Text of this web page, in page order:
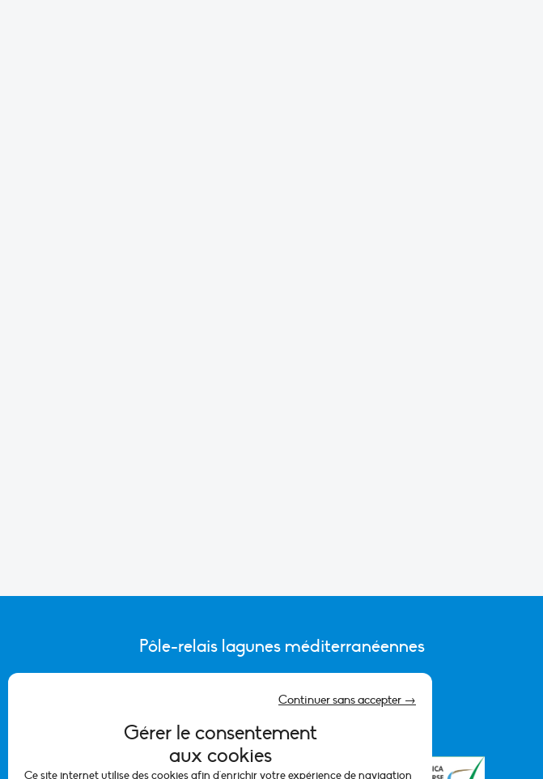
Gérer le consentement
aux cookies
Ce site internet utilise des cookies afin d'enrichir votre expérience de navigation
Continuer sans accepter →
Pôle-relais lagunes méditerranéennes
CONTACTER L’ÉQUIPE DU PÔLE